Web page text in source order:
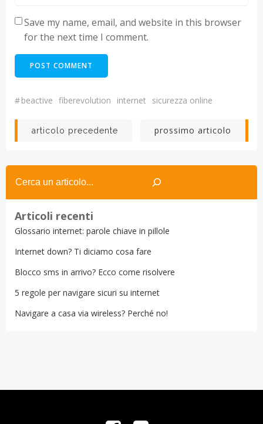
Save my name, email, and website in this browser
for the next time I comment.
#beactive fiberevolution internet sicurezza online
Post
navigation
articolo precedente
Post
navigation
prossimo articolo
Search
Articoli recenti
Glossario internet: parole chiave in pillole
Internet down? Ti diciamo cosa fare
Blocco sms in arrivo? Ecco come risolvere
5 regole per navigare sicuri su internet
Navigare a casa via wireless? Perché no!